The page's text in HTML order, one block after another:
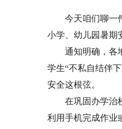
今天咱们聊一件
小学、幼儿园暑期
通知明确，各
学生“不私自结伴
安全这根弦。
在巩固办学治
利用手机完成作业